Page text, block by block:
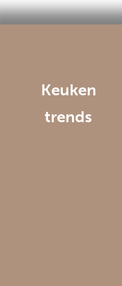
Keuken
trends